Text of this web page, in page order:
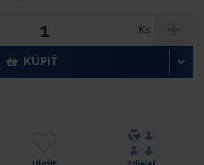
Ks
KÚPIŤ